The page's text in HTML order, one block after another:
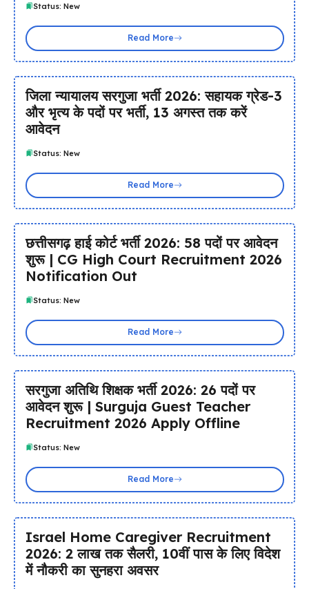
Status: New
Read More
जिला न्यायालय सरगुजा भर्ती 2026: सहायक ग्रेड-3
और भृत्य के पदों पर भर्ती, 13 अगस्त तक करें
आवेदन
Status: New
Read More
छत्तीसगढ़ हाई कोर्ट भर्ती 2026: 58 पदों पर आवेदन
शुरू | CG High Court Recruitment 2026
Notification Out
Status: New
Read More
सरगुजा अतिथि शिक्षक भर्ती 2026: 26 पदों पर
आवेदन शुरू | Surguja Guest Teacher
Recruitment 2026 Apply Offline
Status: New
Read More
Israel Home Caregiver Recruitment
2026: ₹2 लाख तक सैलरी, 10वीं पास के लिए विदेश
में नौकरी का सुनहरा अवसर